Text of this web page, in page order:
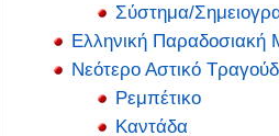
Σύστημα/
Ελληνική Παραδοσιακή
Νεότερο Αστικό
Ρεμπέτικο
Καντάδα